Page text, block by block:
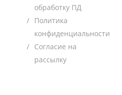
обработку ПД
Политика
конфиденциальности
Согласие на
рассылку